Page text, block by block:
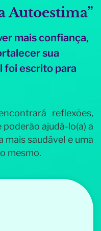
Autoestima”
mais confiança,
sua
foi escrito para
reflexões,
ajudá-lo(a) a
saudável e uma
mesmo.